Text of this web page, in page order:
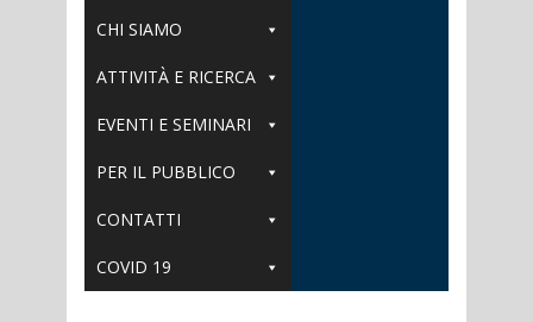
CHI SIAMO
ATTIVITÀ E RICERCA
EVENTI E SEMINARI
PER IL PUBBLICO
CONTATTI
COVID 19